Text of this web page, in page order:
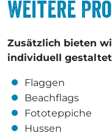
Weitere
Zusätzlich bieten
individuell
Flaggen
Beachflags
Fototeppiche
Hussen